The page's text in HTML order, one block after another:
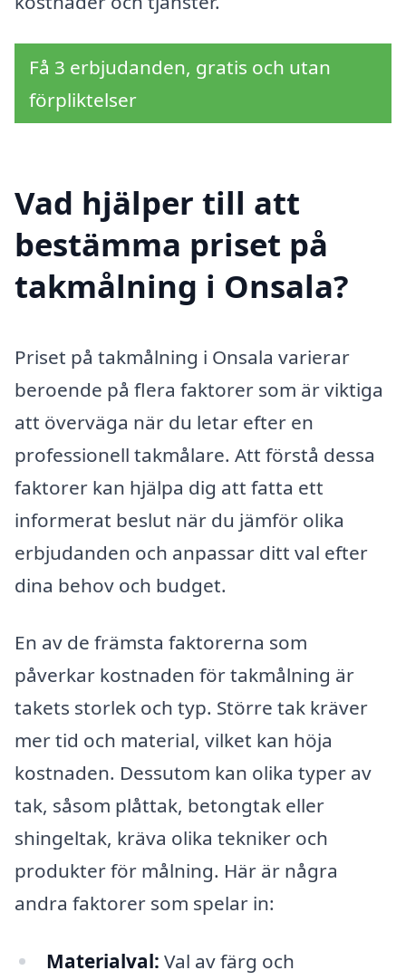
Få 3 erbjudanden, gratis och utan
förpliktelser
Vad hjälper till att
bestämma priset på
takmålning i Onsala?
Priset på takmålning i Onsala varierar
beroende på flera faktorer som är viktiga
att överväga när du letar efter en
professionell takmålare. Att förstå dessa
faktorer kan hjälpa dig att fatta ett
informerat beslut när du jämför olika
erbjudanden och anpassar ditt val efter
dina behov och budget.
En av de främsta faktorerna som
påverkar kostnaden för takmålning är
takets storlek och typ. Större tak kräver
mer tid och material, vilket kan höja
kostnaden. Dessutom kan olika typer av
tak, såsom plåttak, betongtak eller
shingeltak, kräva olika tekniker och
produkter för målning. Här är några
andra faktorer som spelar in:
Materialval: Val av färg och